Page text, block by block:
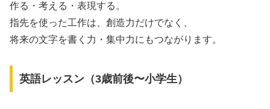
作る・考える・表現する。
指先を使った工作は、創造力だけでなく、
将来の文字を書く力・集中力にもつながります。
英語レッスン（3歳前後〜小学生）